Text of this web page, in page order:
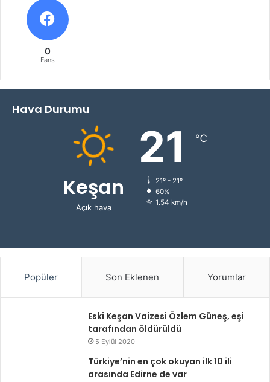
0
Fans
Hava Durumu
Keşan
Açık hava
21 ℃
21º - 21º
60%
1.54 km/h
Popüler Son Eklenen Yorumlar
Eski Keşan Vaizesi Özlem Güneş, eşi
tarafından öldürüldü
5 Eylül 2020
Türkiye’nin en çok okuyan ilk 10 ili
arasında Edirne de var